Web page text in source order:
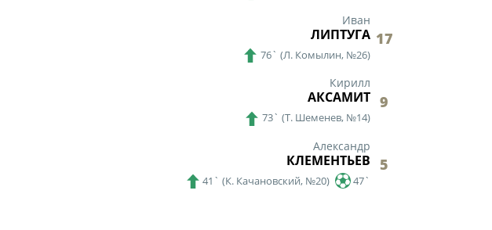
17
Иван
ЛИПТУГА
76` (Л. Комылин, №26)
9
Кирилл
АКСАМИТ
73` (Т. Шеменев, №14)
5
Александр
КЛЕМЕНТЬЕВ
41` (К. Качановский, №20) 47`